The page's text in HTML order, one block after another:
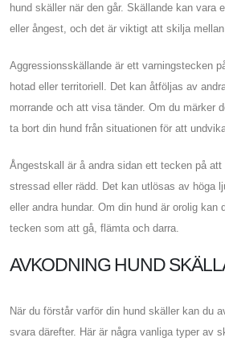
hund skäller när den går. Skällande kan vara
eller ångest, och det är viktigt att skilja mellan
Aggressionsskällande är ett varningstecken
hotad eller territoriell. Det kan åtföljas av
morrande och att visa tänder. Om du märker
ta bort din hund från situationen för att
Ångestskall är å andra sidan ett tecken på att
stressad eller rädd. Det kan utlösas av höga
eller andra hundar. Om din hund är orolig kan
tecken som att gå, flämta och darra.
AVKODNING HUND
När du förstår varför din hund skäller kan du
svara därefter. Här är några vanliga typer av